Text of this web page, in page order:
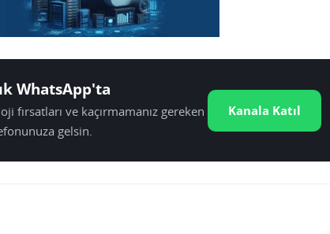
WhatsApp'ta
fırsatları ve kaçırmamanız gereken
gelsin.
Kanala Katıl